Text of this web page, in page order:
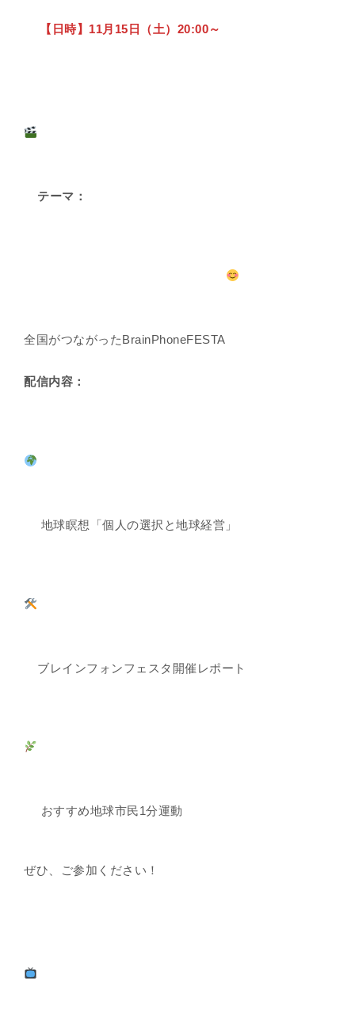
【日時】11月15日（土）20:00～
テーマ：
全国がつながったBrainPhoneFESTA
配信内容：
地球瞑想「個人の選択と地球経営」
ブレインフォンフェスタ開催レポート
おすすめ地球市民1分運動
ぜひ、ご参加ください！